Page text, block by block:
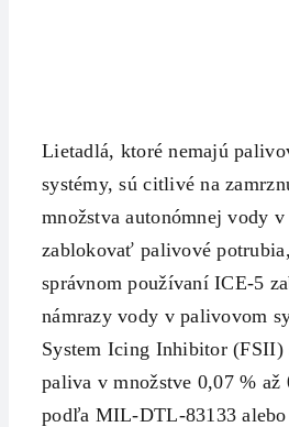
Lietadlá, ktoré nemajú
systémy, sú citlivé na
množstva autonómnej vody
zablokovať palivové
správnom používaní ICE-5
námrazy vody v palivovom
System Icing Inhibitor (FSII)
paliva v množstve 0,07 % až
podľa MIL-DTL-83133